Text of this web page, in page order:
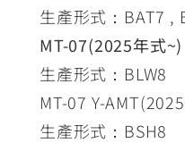
生產形式：BAT7 ,
MT-07(2025年式~)
生產形式：BLW8
MT-07 Y-
生產形式：BSH8